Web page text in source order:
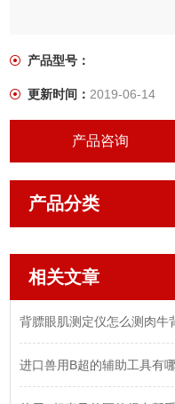
产品型号：
更新时间：2019-06-14
产品咨询
产品分类
相关文章
背膘眼肌测定仪怎么测肉牛
进口兽用B超的辅助工具有